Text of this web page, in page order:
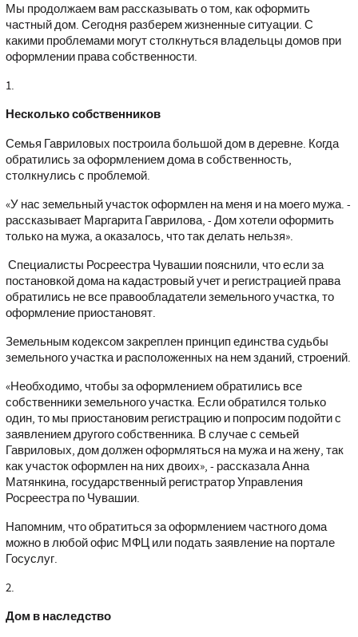
Мы продолжаем вам рассказывать о том, как оформить
частный дом. Сегодня разберем жизненные ситуации. С
какими проблемами могут столкнуться владельцы домов при
оформлении права собственности.
1.
Несколько собственников
Семья Гавриловых построила большой дом в деревне. Когда
обратились за оформлением дома в собственность,
столкнулись с проблемой.
«У нас земельный участок оформлен на меня и на моего мужа. -
рассказывает Маргарита Гаврилова, - Дом хотели оформить
только на мужа, а оказалось, что так делать нельзя».
Специалисты Росреестра Чувашии пояснили, что если за
постановкой дома на кадастровый учет и регистрацией права
обратились не все правообладатели земельного участка, то
оформление приостановят.
Земельным кодексом закреплен принцип единства судьбы
земельного участка и расположенных на нем зданий, строений.
«Необходимо, чтобы за оформлением обратились все
собственники земельного участка. Если обратился только
один, то мы приостановим регистрацию и попросим подойти с
заявлением другого собственника. В случае с семьей
Гавриловых, дом должен оформляться на мужа и на жену, так
как участок оформлен на них двоих», - рассказала Анна
Матянкина, государственный регистратор Управления
Росреестра по Чувашии.
Напомним, что обратиться за оформлением частного дома
можно в любой офис МФЦ или подать заявление на портале
Госуслуг.
2.
Дом в наследство